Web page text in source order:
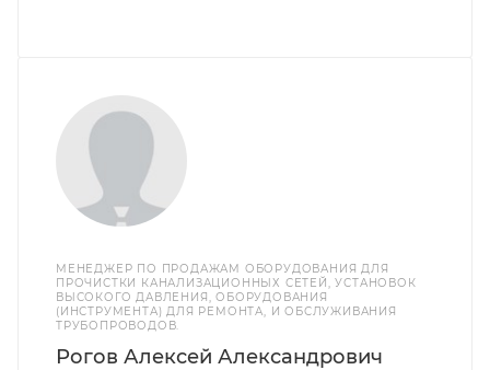
МЕНЕДЖЕР ПО ПРОДАЖАМ ОБОРУДОВАНИЯ ДЛЯ
ПРОЧИСТКИ КАНАЛИЗАЦИОННЫХ СЕТЕЙ, УСТАНОВОК
ВЫСОКОГО ДАВЛЕНИЯ, ОБОРУДОВАНИЯ
(ИНСТРУМЕНТА) ДЛЯ РЕМОНТА, И ОБСЛУЖИВАНИЯ
ТРУБОПРОВОДОВ.
Рогов Алексей Александрович